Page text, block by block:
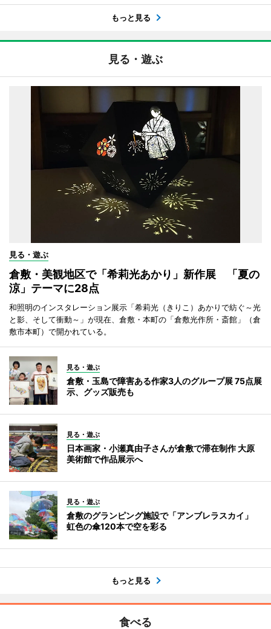
もっと見る
見る・遊ぶ
見る・遊ぶ
倉敷・美観地区で「希莉光あかり」新作展 「夏の
涼」テーマに28点
和照明のインスタレーション展示「希莉光（きりこ）あかりで紡ぐ～光
と影、そして衝動～」が現在、倉敷・本町の「倉敷光作所・斎館」（倉
敷市本町）で開かれている。
見る・遊ぶ
倉敷・玉島で障害ある作家3人のグループ展 75点展
示、グッズ販売も
見る・遊ぶ
日本画家・小瀬真由子さんが倉敷で滞在制作 大原
美術館で作品展示へ
見る・遊ぶ
倉敷のグランピング施設で「アンブレラスカイ」
虹色の傘120本で空を彩る
もっと見る
食べる